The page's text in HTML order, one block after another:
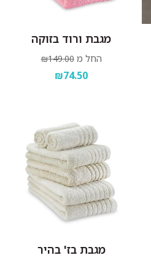
מגבת ורוד בזוקה
החל מ ₪149.00
₪74.50
מגבת בז' בהיר